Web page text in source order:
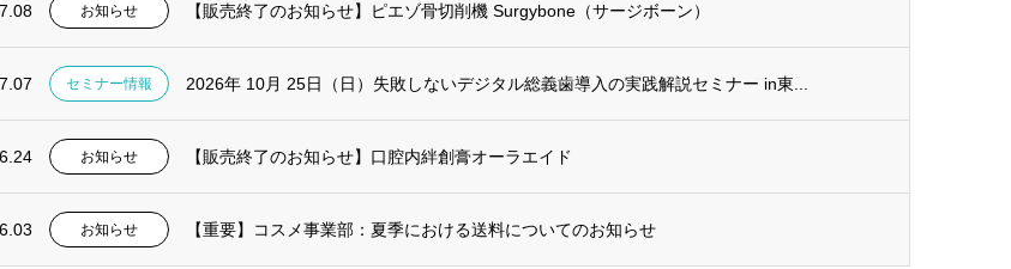
お知らせ 【販売終了のお知らせ】ピエゾ骨切削機 Surgybone（サージボーン）
セミナー情報 2026年 10月 25日（日）失敗しないデジタル総義歯導入の実践解説セミナー in東...
お知らせ 【販売終了のお知らせ】口腔内絆創膏オーラエイド
お知らせ 【重要】コスメ事業部：夏季における送料についてのお知らせ